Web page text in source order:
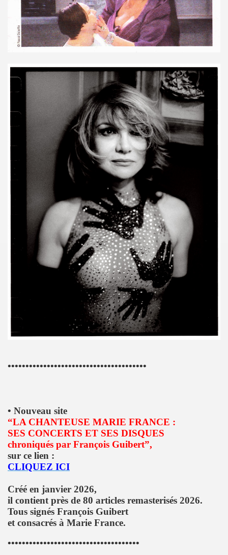
•••••••••••••••••••••••••••••••••••••••
• Nouveau site
“LA CHANTEUSE MARIE FRANCE :
SES CONCERTS ET SES DISQUES
chroniqués par François Guibert”,
sur ce lien :
CLIQUEZ ICI
Créé en janvier 2026,
il contient près de 80 articles remasterisés 2026.
Tous signés François Guibert
et consacrés à Marie France.
•••••••••••••••••••••••••••••••••••••
PASCAUD dans "TELERAMA" (8 au 14 janvier 2014).
MATIN" (20 decembre 2013).
T. MUGLER dans "TETU" (decembre 2013).
+ ICI PARIS le 14 novembre 2013 au TRIANON (Paris)
VS CHINA GIRL" le 3 octobre 2013 aux TROIS
CHRISTOPHE MAE au PALAIS DES SPORTS 2013
Canaries (juillet 2013).
dans "PARIS MONTMARTRE" (ete 2013).
au TRIANON (avec MICK JONES) et le 12 juillet 2013
le 7 juin 2005 a L'OLYMPIA : compte rendu.
au THEATRE DU PETIT SAINT MARTIN (Paris) :
DU SINGE") le 28 juin 2013 au PALAIS DES
TOUR" de JOHNNY HALLYDAY le 16 juin 2013 a
CHIC" par JEAN ERIC PERRIN ("ROCK AND FOLK",
jouent l'album "39 DE FIEVRE" le 18 mai 2013 au
FEMME le 14 mai 2013 a la FNAC FORUM des
de LA FEMME : chronique de l'album CD.
de DICK RIVERS : au CASINO DE PARIS 2011, à
SEBASTIEN LIFSHITZ : impressions.
au BATACLAN (Paris) : compte rendu.
L'OBJECTIF DE PIERRE ET GILLES — Photos et